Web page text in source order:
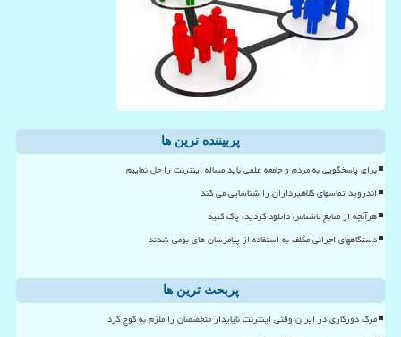
پربیننده ترین ها
برای پاسخگویی به مردم و جامعه علمی باید مساله اینترنت را حل نماییم
اندروید تماسهای کلاهبرداران را شناسایی می کند
هرآنچه از منابع ناشناس دانلود کردید، پاک کنید
دستگاههای اجرائی مکلف به استفاده از پیامرسان های بومی شدند
پربحث ترین ها
مرگ دورکاری در ایران وقتی اینترنت ناپایدار متخصصان را ملزم به کوچ کرد